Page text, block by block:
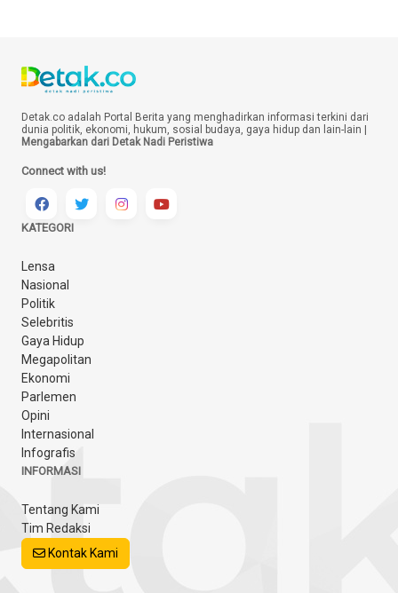
Detak.co adalah Portal Berita yang menghadirkan informasi terkini dari
dunia politik, ekonomi, hukum, sosial budaya, gaya hidup dan lain-lain |
Mengabarkan dari Detak Nadi Peristiwa
Connect with us!
KATEGORI
Lensa
Nasional
Politik
Selebritis
Gaya Hidup
Megapolitan
Ekonomi
Parlemen
Opini
Internasional
Infografis
INFORMASI
Tentang Kami
Tim Redaksi
Kontak Kami